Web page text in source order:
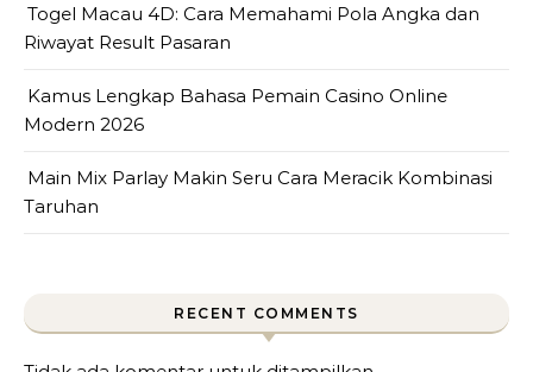
Togel Macau 4D: Cara Memahami Pola Angka dan
Riwayat Result Pasaran
Kamus Lengkap Bahasa Pemain Casino Online
Modern 2026
Main Mix Parlay Makin Seru Cara Meracik Kombinasi
Taruhan
RECENT COMMENTS